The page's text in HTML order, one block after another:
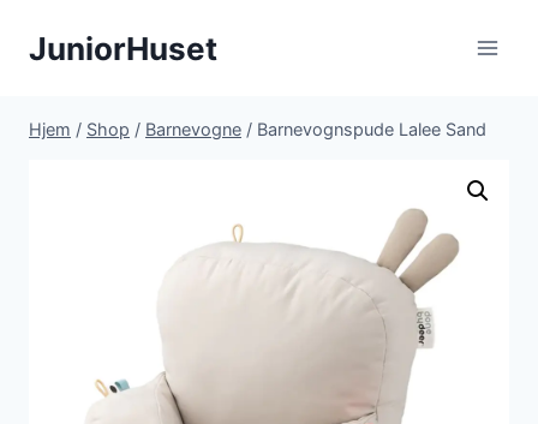
JuniorHuset
Hjem / Shop / Barnevogne / Barnevognspude Lalee Sand